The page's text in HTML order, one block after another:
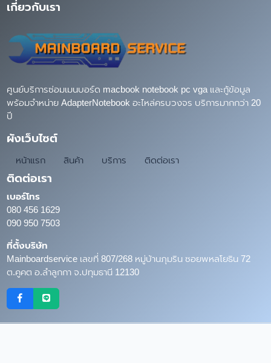
เกี่ยวกับเรา
ศูนย์บริการซ่อมเมนบอร์ด macbook notebook pc vga และกู้ข้อมูล
พร้อมจำหน่าย AdapterNotebook อะไหล่ครบวงจร บริการมากกว่า 20
ปี
ผังเว็บไซต์
หน้าแรก สินค้า บริการ ติดต่อเรา
ติดต่อเรา
เบอร์โทร
080 456 1629
090 950 7503
ที่ตั้งบริษัท
Mainboardservice เลขที่ 807/268 หมู่บ้านภุมริน ซอยพหลโยธิน 72
ต.คูคต อ.ลำลูกกา จ.ปทุมธานี 12130